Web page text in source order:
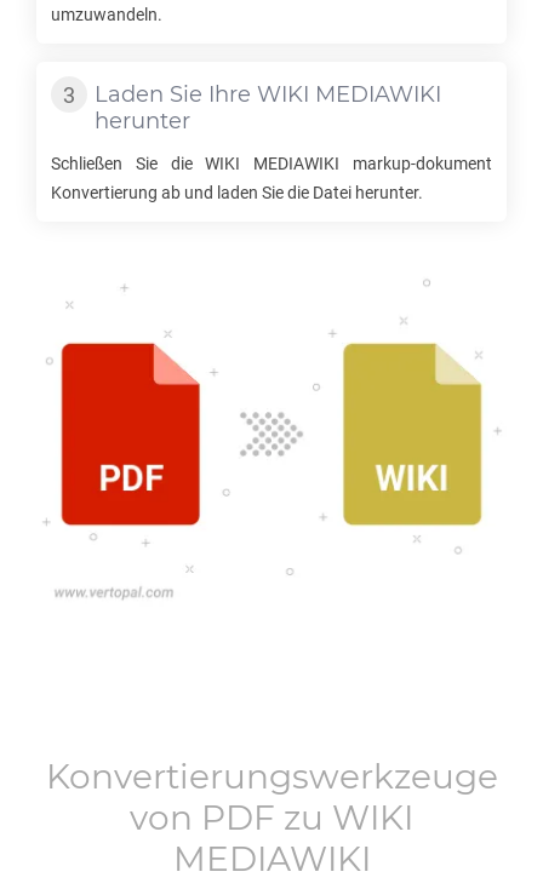
umzuwandeln.
Laden Sie Ihre WIKI MEDIAWIKI
herunter
Schließen Sie dieWIKI MEDIAWIKI markup-dokument
Konvertierung ab und laden Sie die Datei herunter.
Konvertierungswerkzeuge
von PDF zu WIKI
MEDIAWIKI